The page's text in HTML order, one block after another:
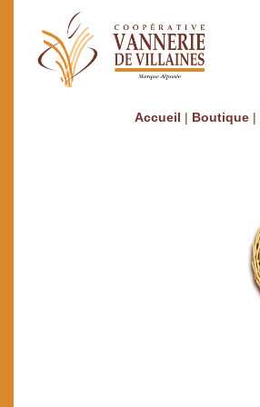
Accueil | Boutique|